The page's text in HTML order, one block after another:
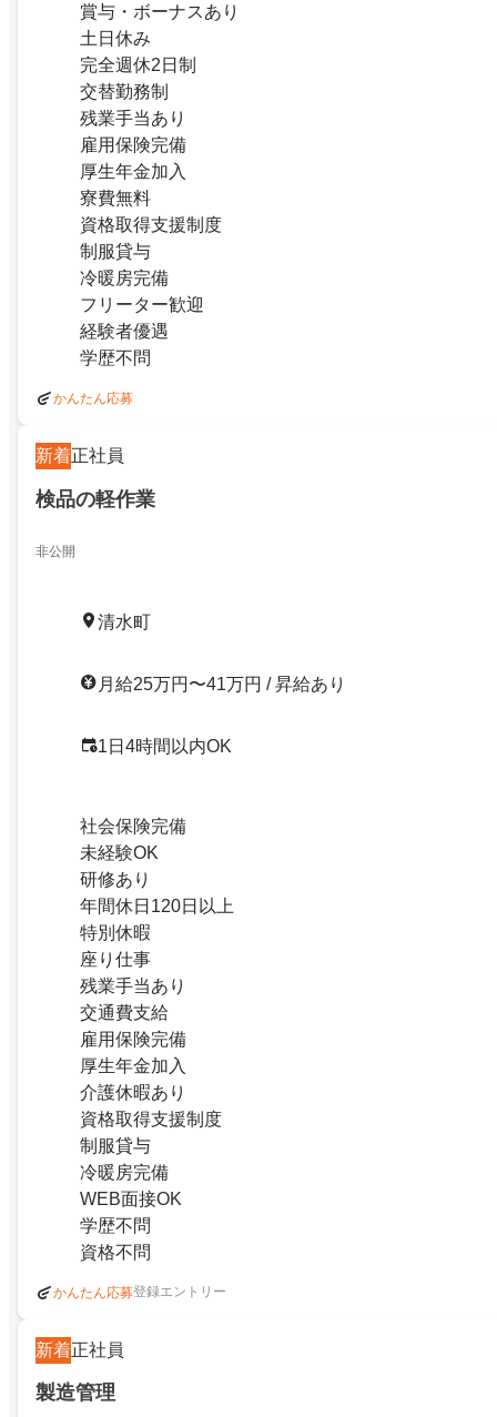
賞与・ボーナスあり
土日休み
完全週休2日制
交替勤務制
残業手当あり
雇用保険完備
厚生年金加入
寮費無料
資格取得支援制度
制服貸与
冷暖房完備
フリーター歓迎
経験者優遇
学歴不問
かんたん応募
新着正社員
検品の軽作業
非公開
清水町
月給25万円〜41万円 / 昇給あり
1日4時間以内OK
社会保険完備
未経験OK
研修あり
年間休日120日以上
特別休暇
座り仕事
残業手当あり
交通費支給
雇用保険完備
厚生年金加入
介護休暇あり
資格取得支援制度
制服貸与
冷暖房完備
WEB面接OK
学歴不問
資格不問
かんたん応募登録エントリー
新着正社員
製造管理